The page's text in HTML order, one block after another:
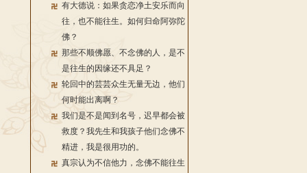
有大德说：如果贪恋净土安乐而向
往，也不能往生。如何归命阿弥陀
佛？
那些不顺佛愿、不念佛的人，是不
是往生的因缘还不具足？
轮回中的芸芸众生无量无边，他们
何时能出离啊？
我们是不是闻到名号，迟早都会被
救度？我先生和我孩子他们念佛不
精进，我是很用功的。
真宗认为不信他力，念佛不能往生